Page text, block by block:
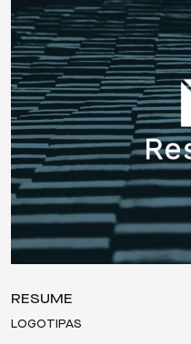
RESUME
LOGOTIPAS